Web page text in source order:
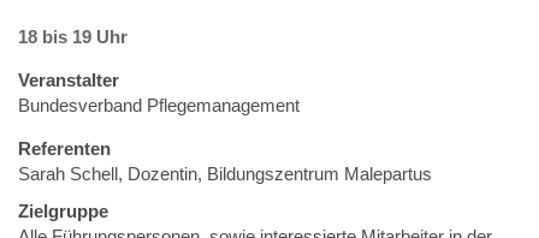
18 bis 19 Uhr
Veranstalter
Bundesverband Pflegemanagement
Referenten
Sarah Schell, Dozentin, Bildungszentrum Malepartus
Zielgruppe